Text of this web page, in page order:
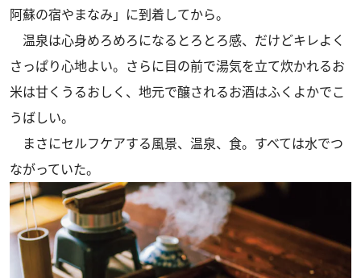
阿蘇の宿やまなみ」に到着してから。
温泉は心身めろめろになるとろとろ感、だけどキレよく
さっぱり心地よい。さらに目の前で湯気を立て炊かれるお
米は甘くうるおしく、地元で醸されるお酒はふくよかでこ
うばしい。
まさにセルフケアする風景、温泉、食。すべては水でつ
ながっていた。